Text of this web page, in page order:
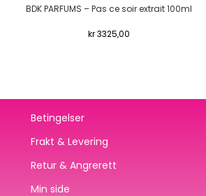
BDK PARFUMS – Pas ce soir extrait 100ml
kr3325,00
Betingelser
Frakt & Levering
Retur & Angrerett
Min side